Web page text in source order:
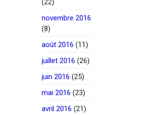
(22)
novembre 2016
(8)
août 2016 (11)
juillet 2016 (26)
juin 2016 (25)
mai 2016 (23)
avril 2016 (21)